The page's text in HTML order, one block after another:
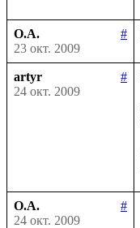
О.А.
#
23 окт. 2009
artyr
#
24 окт. 2009
О.А.
#
24 окт. 2009